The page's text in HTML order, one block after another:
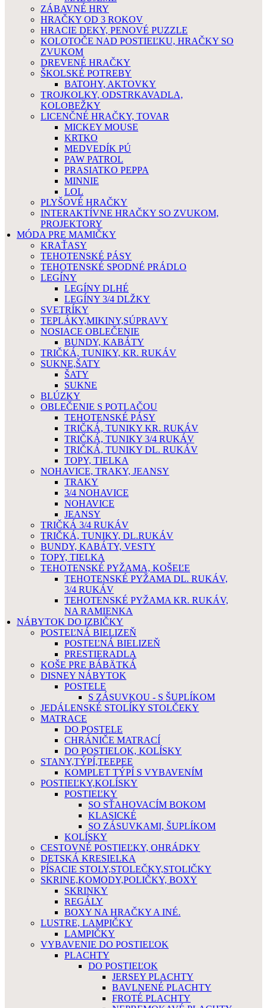
ZÁBAVNÉ HRY
HRAČKY OD 3 ROKOV
HRACIE DEKY, PENOVÉ PUZZLE
KOLOTOČE NAD POSTIEĽKU, HRAČKY SO
ZVUKOM
DREVENÉ HRAČKY
ŠKOLSKÉ POTREBY
BATOHY, AKTOVKY
TROJKOLKY, ODSTRKAVADLA,
KOLOBEŽKY
LICENČNÉ HRAČKY, TOVAR
MICKEY MOUSE
KRTKO
MEDVEDÍK PÚ
PAW PATROL
PRASIATKO PEPPA
MINNIE
LOL
PLYŠOVÉ HRAČKY
INTERAKTÍVNE HRAČKY SO ZVUKOM,
PROJEKTORY
MÓDA PRE MAMIČKY
KRAŤASY
TEHOTENSKÉ PÁSY
TEHOTENSKÉ SPODNÉ PRÁDLO
LEGÍNY
LEGÍNY DLHÉ
LEGÍNY 3/4 DLŽKY
SVETRÍKY
TEPLÁKY,MIKINY,SÚPRAVY
NOSIACE OBLEČENIE
BUNDY, KABÁTY
TRIČKÁ, TUNIKY, KR. RUKÁV
SUKNE,ŠATY
ŠATY
SUKNE
BLÚZKY
OBLEČENIE S POTLAČOU
TEHOTENSKÉ PÁSY
TRIČKÁ, TUNIKY KR. RUKÁV
TRIČKÁ, TUNIKY 3/4 RUKÁV
TRIČKÁ, TUNIKY DL. RUKÁV
TOPY, TIELKA
NOHAVICE, TRAKY, JEANSY
TRAKY
3/4 NOHAVICE
NOHAVICE
JEANSY
TRIČKÁ 3/4 RUKÁV
TRIČKÁ, TUNIKY, DL.RUKÁV
BUNDY, KABÁTY, VESTY
TOPY, TIELKA
TEHOTENSKÉ PYŽAMA, KOŠEĽE
TEHOTENSKÉ PYŽAMA DL. RUKÁV,
3/4 RUKÁV
TEHOTENSKÉ PYŽAMA KR. RUKÁV,
NA RAMIENKA
NÁBYTOK DO IZBIČKY
POSTEĽNÁ BIELIZEŇ
POSTEĽNÁ BIELIZEŇ
PRESTIERADLA
KOŠE PRE BÁBÄTKÁ
DISNEY NÁBYTOK
POSTELE
S ZÁSUVKOU - S ŠUPLÍKOM
JEDÁLENSKÉ STOLÍKY STOLČEKY
MATRACE
DO POSTELE
CHRÁNIČE MATRACÍ
DO POSTIELOK, KOLÍSKY
STANY,TÝPÍ,TEEPEE
KOMPLET TÝPÍ S VYBAVENÍM
POSTIEĽKY,KOLÍSKY
POSTIEĽKY
SO SŤAHOVACÍM BOKOM
KLASICKÉ
SO ZÁSUVKAMI, ŠUPLÍKOM
KOLÍSKY
CESTOVNÉ POSTIEĽKY, OHRÁDKY
DETSKÁ KRESIELKA
PÍSACIE STOLY,STOLEČKY,STOLIČKY
SKRINE,KOMODY,POLIČKY, BOXY
SKRINKY
REGÁLY
BOXY NA HRAČKY A INÉ.
LUSTRE, LAMPIČKY
LAMPIČKY
VYBAVENIE DO POSTIEĽOK
PLACHTY
DO POSTIEĽOK
JERSEY PLACHTY
BAVLNENÉ PLACHTY
FROTÉ PLACHTY